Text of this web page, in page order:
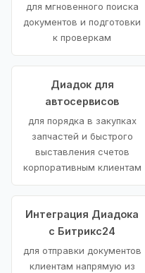
для мгновенного поиска
документов и подготовки
к проверкам
Диадок для
автосервисов
для порядка в закупках
запчастей и быстрого
выставления счетов
корпоративным клиентам
Интеграция Диадока
с Битрикс24
для отправки документов
клиентам напрямую из